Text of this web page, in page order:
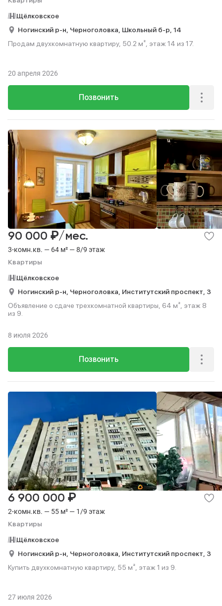
Щёлковское
Ногинский р-н, Черноголовка, Школьный б-р, 14
Продам двухкомнатную квартиру, 50.2 м², этаж 14 из 17.
Позвонить
20 апреля 2026
3-комн.кв. — 64 м² — 8/9 этаж
Квартиры
90 000 ₽/мес.
Щёлковское
Ногинский р-н, Черноголовка, Институтский проспект, 3
Объявление о сдаче трехкомнатной квартиры, 64 м², этаж 8
из 9.
Позвонить
8 июля 2026
2-комн.кв. — 55 м² — 1/9 этаж
Квартиры
6 900 000 ₽
Щёлковское
Ногинский р-н, Черноголовка, Институтский проспект, 3
Купить двухкомнатную квартиру, 55 м², этаж 1 из 9.
27 июля 2026